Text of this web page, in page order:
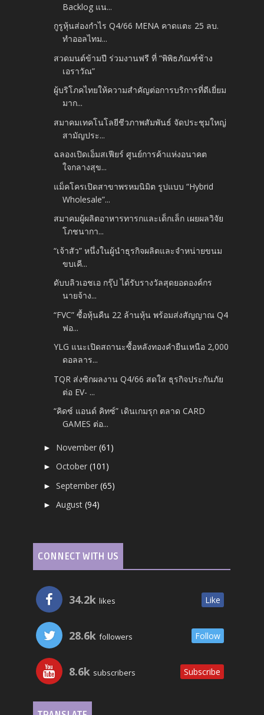
Backlog แน...
กูรูหุ้นส่องกำไร Q4/66 MENA คาดแตะ 25 ลบ.
ทำออลไทม...
สวดมนต์ข้ามปี ร่วมงานฟรี ที่ “พิพิธภัณฑ์ช้าง
เอราวัณ”
ผู้บริโภคไทยให้ความสำคัญต่อการบริการที่ดีเยี่ยม
มาก...
สมาคมเทคโนโลยีชีวภาพสัมพันธ์ จัดประชุมใหญ่
สามัญประ...
ฉลองเปิดเอ็มสเฟียร์ ศูนย์การค้าแห่งอนาคต
ใจกลางสุข...
แม็คโครเปิดสาขาพรหมนิมิต รูปแบบ “Hybrid
Wholesale”...
สมาคมผู้ผลิตอาหารทารกและเด็กเล็ก เผยผลวิจัย
โภชนากา...
“เจ้าสัว” หนึ่งในผู้นำธุรกิจผลิตและจำหน่ายขนม
ขบเคี...
ดับบลิวเอชเอ กรุ๊ป ได้รับรางวัลสุดยอดองค์กร
นายจ้าง...
“FVC” ซื้อหุ้นคืน 22 ล้านหุ้น พร้อมส่งสัญญาณ Q4
ฟอ...
YLG แนะเปิดสถานะซื้อหลังทองคำยืนเหนือ 2,000
ดอลลาร...
TQR ส่งซิกผลงาน Q4/66 สดใส ธุรกิจประกันภัย
ต่อ EV- ...
“คิดซ์ แอนด์ คิทซ์” เดินเกมรุก ตลาด CARD
GAMES ต่อ...
► November(61)
►October(101)
►September(65)
►August(94)
CONNECT WITH US
34.2k likes Like
28.6k followers Follow
8.6k subscribers Subscribe